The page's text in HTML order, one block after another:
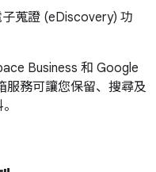
蒐證 (eDiscovery) 功
Business 和 Google
務可讓您保留、搜尋及